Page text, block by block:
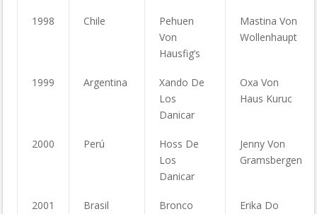
1998 Chile
Pehuen
Von
Hausfig’s
Mastina Von
Wollenhaupt
1999 Argentina
Xando De
Los
Danicar
Oxa Von
Haus Kuruc
2000 Perú
Hoss De
Los
Danicar
Jenny Von
Gramsbergen
2001 Brasil
Bronco
Erika Do